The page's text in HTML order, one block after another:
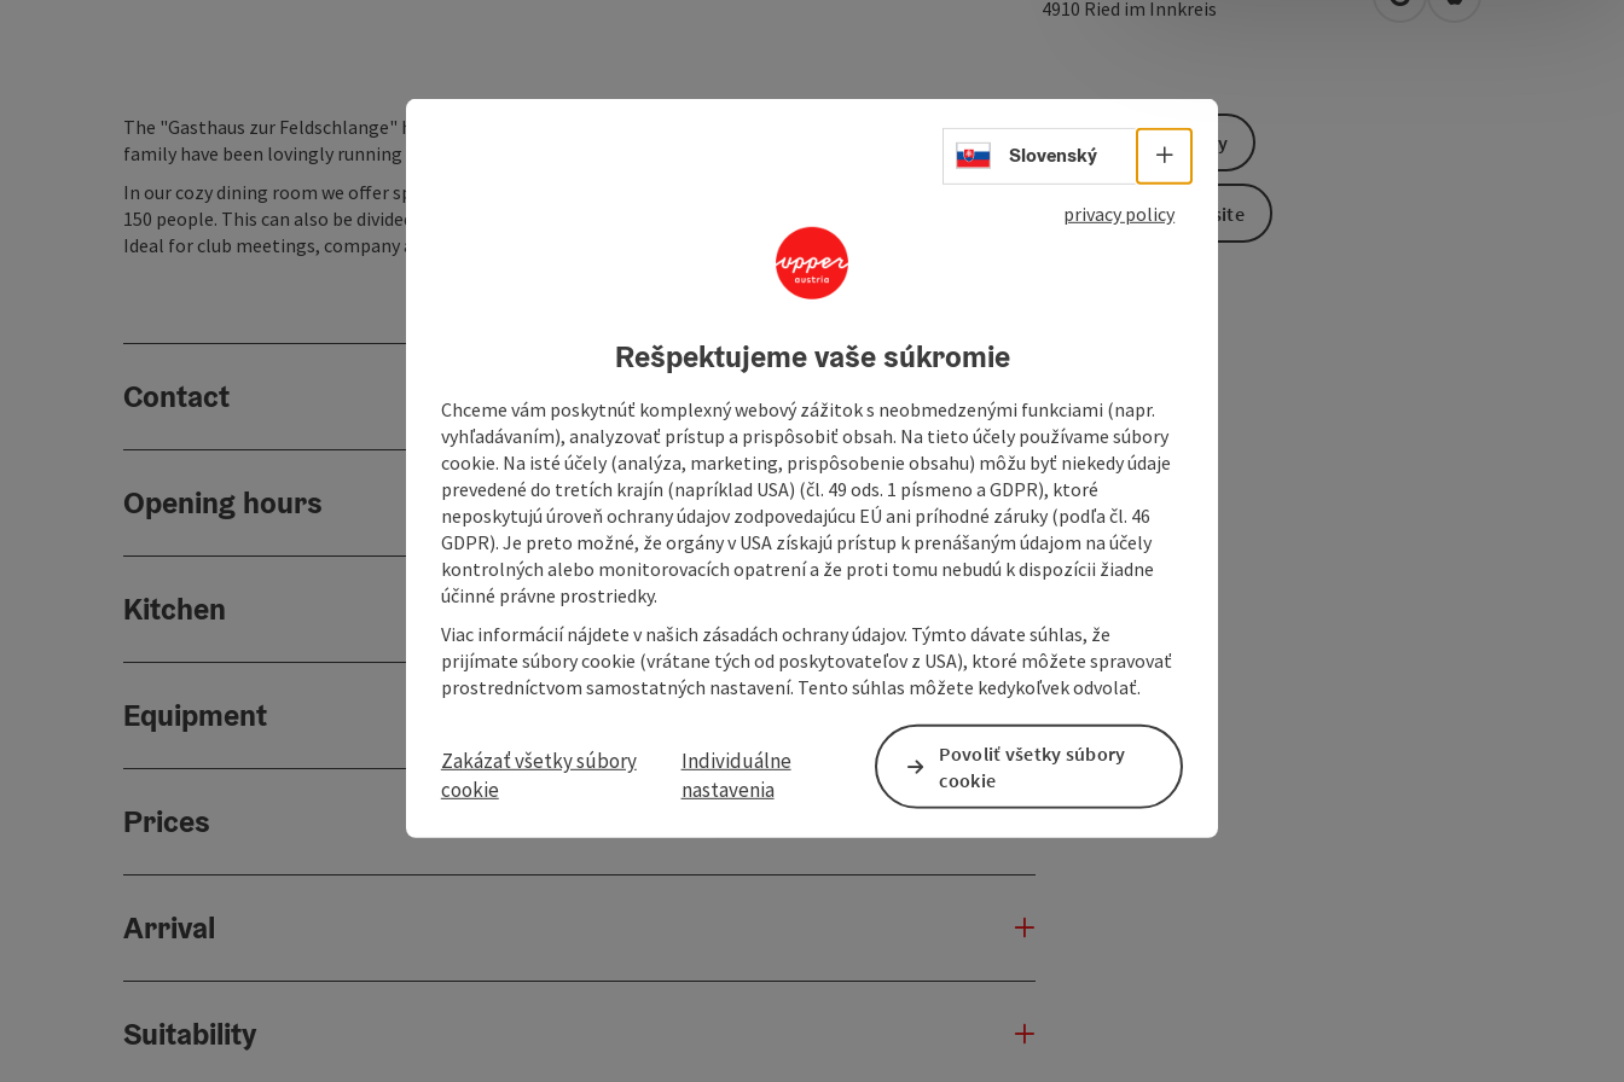
4910 Ried im Innkreis open in Google Maps
Open in Apple
The "Gasthaus zur Feldschlange" has been owned by the Burgstallers since 1877. Ernst Burgstaller and his
family have been lovingly running the inn for over 14 years.
In our cozy dining room we offer space for 50 people. Parties can also be organized in the winter garden for
150 people. This can also be divided, creating 2 rooms for 75 people each.
Ideal for club meetings, company and family celebrations.
Contact
Opening hours
Kitchen
Equipment
Prices
Arrival
Suitability
Send inquiry
To the website
Select language - Open menu
Slovenský
privacy policy
Rešpektujeme vaše súkromie
Chceme vám poskytnúť komplexný webový zážitok s neobmedzenými funkciami (napr.
vyhľadávaním), analyzovať prístup a prispôsobiť obsah. Na tieto účely používame súbory
cookie. Na isté účely (analýza, marketing, prispôsobenie obsahu) môžu byť niekedy údaje
prevedené do tretích krajín (napríklad USA) (čl. 49 ods. 1 písmeno a GDPR), ktoré
neposkytujú úroveň ochrany údajov zodpovedajúcu EÚ ani príhodné záruky (podľa čl. 46
GDPR). Je preto možné, že orgány v USA získajú prístup k prenášaným údajom na účely
kontrolných alebo monitorovacích opatrení a že proti tomu nebudú k dispozícii žiadne
účinné právne prostriedky.
Viac informácií nájdete v našich zásadách ochrany údajov. Týmto dávate súhlas, že
prijímate súbory cookie (vrátane tých od poskytovateľov z USA), ktoré môžete spravovať
prostredníctvom samostatných nastavení. Tento súhlas môžete kedykoľvek odvolať.
Zakázať všetky súbory
cookie
Individuálne
nastavenia
Povoliť všetky súbory
cookie